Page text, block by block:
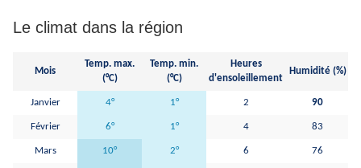
Le climat dans la région
Mois
Temp. max.
(°C)
Temp. min.
(°C)
Heures
d'ensoleillement
Humidité (%)
Janvier 4° 1° 2 90
Février 6° 1° 4 83
Mars 10° 2° 6 76